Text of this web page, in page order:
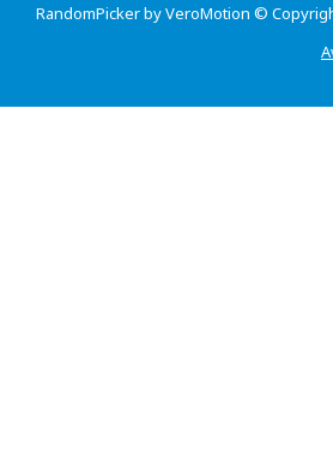
RandomPicker by VeroMotion ©